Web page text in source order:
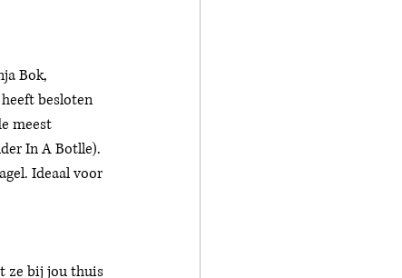
Bok,
besloten
meest
In A Botlle).
Ideaal voor
ze bij jou thuis